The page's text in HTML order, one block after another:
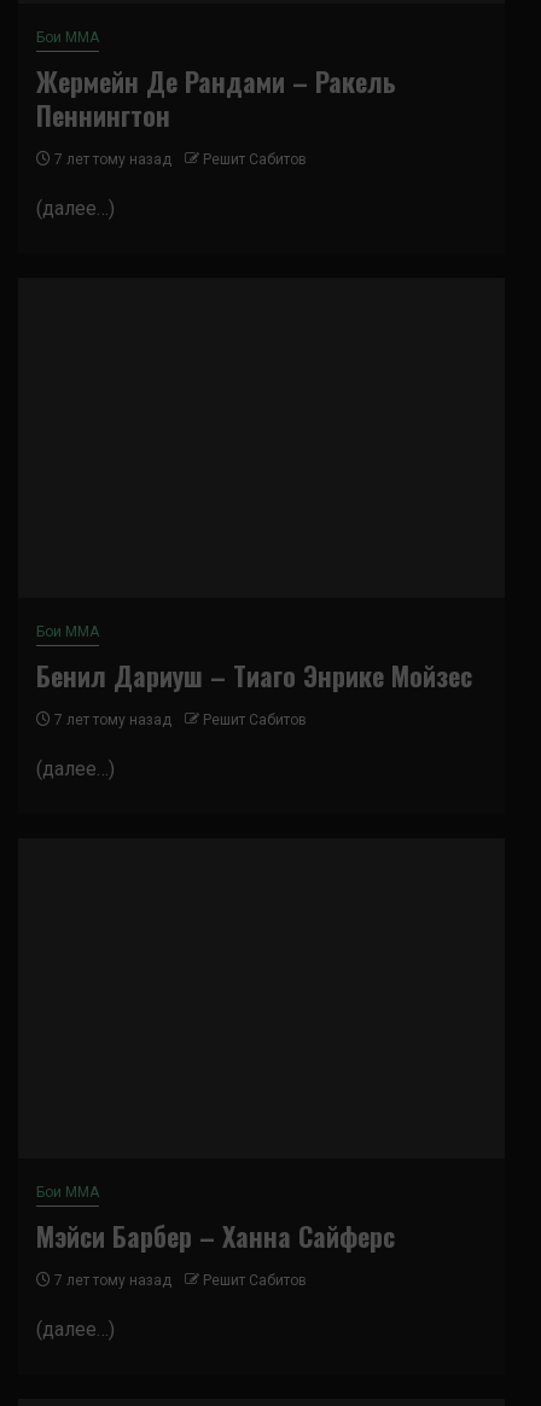
Бои ММА
Жермейн Де Рандами – Ракель
Пеннингтон
7 лет тому назад Решит Сабитов
(далее…)
Бои ММА
Бенил Дариуш – Тиаго Энрике Мойзес
7 лет тому назад Решит Сабитов
(далее…)
Бои ММА
Мэйси Барбер – Ханна Сайферс
7 лет тому назад Решит Сабитов
(далее…)